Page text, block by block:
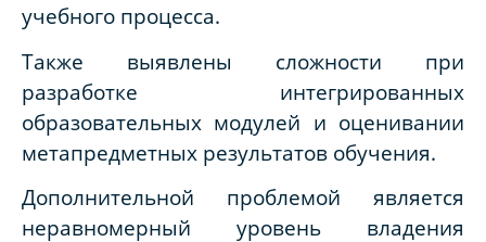
учебного процесса.
Также выявлены сложности при
разработке интегрированных
образовательных модулей и оценивании
метапредметных результатов обучения.
Дополнительной проблемой является
неравномерный уровень владения